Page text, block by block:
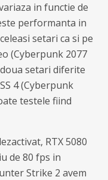
in functie de
performanta in
setari ca si pe
(Cyberpunk 2077
setari diferite
4 (Cyberpunk
testele fiind
RTX 5080
de 80 fps in
Strike 2 avem